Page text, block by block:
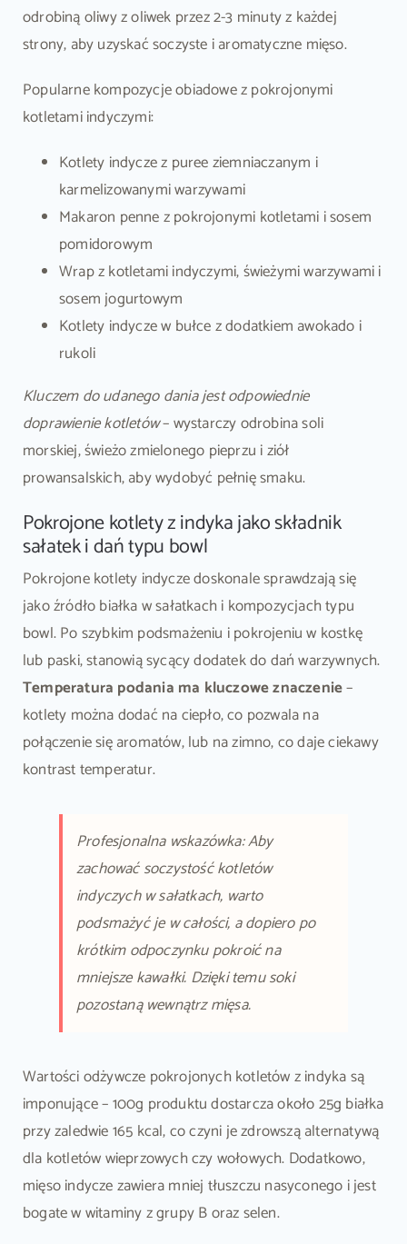
odrobiną oliwy z oliwek przez 2-3 minuty z każdej
strony, aby uzyskać soczyste i aromatyczne mięso.
Popularne kompozycje obiadowe z pokrojonymi
kotletami indyczymi:
Kotlety indycze z puree ziemniaczanym i
karmelizowanymi warzywami
Makaron penne z pokrojonymi kotletami i sosem
pomidorowym
Wrap z kotletami indyczymi, świeżymi warzywami i
sosem jogurtowym
Kotlety indycze w bułce z dodatkiem awokado i
rukoli
Kluczem do udanego dania jest odpowiednie
doprawienie kotletów– wystarczy odrobina soli
morskiej, świeżo zmielonego pieprzu i ziół
prowansalskich, aby wydobyć pełnię smaku.
Pokrojone kotlety z indyka jako składnik
sałatek i dań typu bowl
Pokrojone kotlety indycze doskonale sprawdzają się
jako źródło białka w sałatkach i kompozycjach typu
bowl. Po szybkim podsmażeniu i pokrojeniu w kostkę
lub paski, stanowią sycący dodatek do dań warzywnych.
Temperatura podania ma kluczowe znaczenie–
kotlety można dodać na ciepło, co pozwala na
połączenie się aromatów, lub na zimno, co daje ciekawy
kontrast temperatur.
Profesjonalna wskazówka: Aby
zachować soczystość kotletów
indyczych w sałatkach, warto
podsmażyć je w całości, a dopiero po
krótkim odpoczynku pokroić na
mniejsze kawałki. Dzięki temu soki
pozostaną wewnątrz mięsa.
Wartości odżywcze pokrojonych kotletów z indyka są
imponujące – 100g produktu dostarcza około 25g białka
przy zaledwie 165 kcal, co czyni je zdrowszą alternatywą
dla kotletów wieprzowych czy wołowych. Dodatkowo,
mięso indycze zawiera mniej tłuszczu nasyconego i jest
bogate w witaminy z grupy B oraz selen.